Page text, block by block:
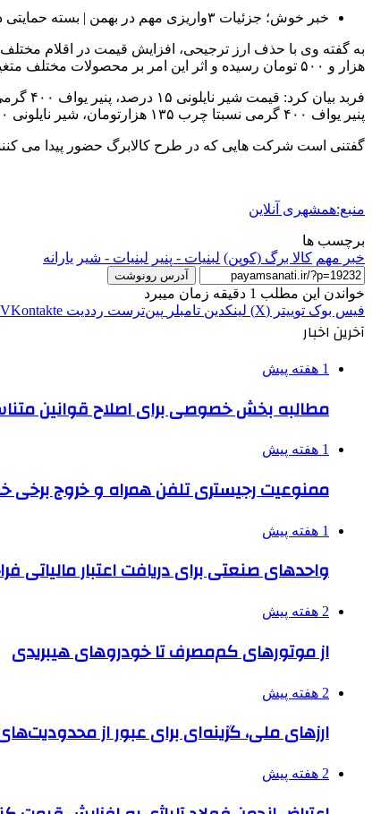
خبر خوش؛ جزئیات ۳واریزی مهم در بهمن | بسته حمایتی دولت در راه | یارانه بگیران منتظر شارژ حسابشان باشند | دهک‌بندی‌ها تغییر می‌کند
هزار و ۵۰۰ تومان رسیده و اثر این امر بر محصولات مختلف متغیر است.
پنیر یواف ۴۰۰ گرمی نسبتا چرب ۱۳۵ هزارتومان، شیر نایلونی ۹۰۰ گرمی ۴۶ هزار تومان، ماست لیوانی ۹۰۰ گرمی ۶۲ هزار و ۸۰۰ تومان است‌.
گفتنی است شرکت هایی که در طرح کالابرگ حضور پیدا می کنند،
منبع:همشهری آنلاین
برچسب ها
خبر مهم کالا برگ (کوپن) لبنیات - پنیر لبنیات - شیر یارانه
آدرس رونوشت
خواندن این مطلب 1 دقیقه زمان میبرد
فیس بوک توییتر (X) لینکدین ‫تامبلر ‫پین‌ترست ‫رددیت ‫VKontakte
آخرین اخبار
1 هفته پیش
مطالبه بخش خصوصی برای اصلاح قوانین
1 هفته پیش
ممنوعیت رجیستری تلفن همراه و خروج برخی
1 هفته پیش
واحدهای صنعتی برای دریافت اعتبار مالیاتی
2 هفته پیش
از موتورهای کم‌مصرف تا خودروهای هیبریدی
2 هفته پیش
ارزهای ملی، گزینه‌ای برای عبور از
2 هفته پیش